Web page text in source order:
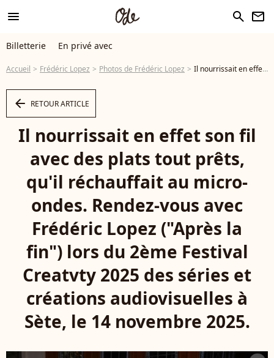
menu search newsletter
Billetterie En privé avec
Accueil Frédéric Lopez Photos de Frédéric Lopez Il nourrissait en effet son fil avec des plats tout prêts, qu'il réchauffait au micro-ondes. Rendez-vous avec Frédéric Lopez ("Après la fin") lors du 2ème Festival Creatvty 2025 des séries et créations audiovisuelles à Sète, le 14 novembre 2025. © Denis Guignebourg / Bestimage - Photo
arrow_left RETOUR ARTICLE
Il nourrissait en effet son fil
avec des plats tout prêts,
qu'il réchauffait au micro-
ondes. Rendez-vous avec
Frédéric Lopez ("Après la
fin") lors du 2ème Festival
Creatvty 2025 des séries et
créations audiovisuelles à
Sète, le 14 novembre 2025.